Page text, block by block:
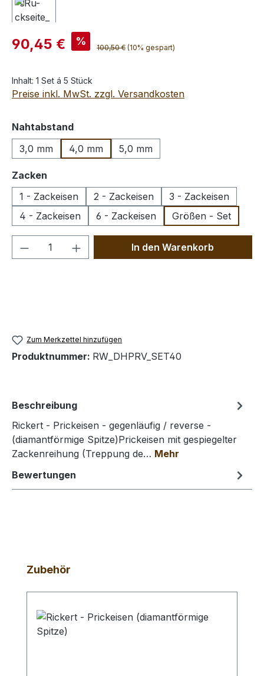
Verkaufspreis:
90,45 € % Regulärer Preis:
100,50 € (10% gespart)
Inhalt: 1 Set á 5 Stück
Preise inkl. MwSt. zzgl. Versandkosten
Nahtabstandauswählen
3,0 mm
4,0 mm 5,0 mm
Zacken
1 - Zackeisen
2 - Zackeisen
3 - Zackeisen
4 - Zackeisen
6 - Zackeisen Größen - Set
Produkt Anzahl: Gib denIn den Warenkorb
Zum Merkzettel hinzufügen
Produktnummer: RW_DHPRV_SET40
Beschreibung
Rickert - Prickeisen - gegenläufig / reverse -
(diamantförmige Spitze)Prickeisen mit gespiegelter
Zackenreihung (Treppung de… Mehr
Bewertungen
Produktgalerie überspringen
Zubehör